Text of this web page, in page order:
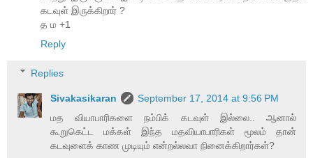
கடவுள் இருக்கிறார் ?
த ம +1
Reply
Replies
Sivakasikaran
September 17, 2014 at 9:56 PM
மத வியாபாரிகளை நம்பிக் கடவுள் இல்லை.. ஆனால்
கூறுகெட்ட மக்கள் இந்த மதவியாபாரிகள் மூலம் தான்
கடவுளைக் காண முடியும் என்றல்லவா நினைக்கிறார்கள்?